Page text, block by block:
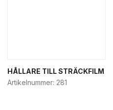
HÅLLARE TILL STRÄCKFILM
Artikelnummer: 281